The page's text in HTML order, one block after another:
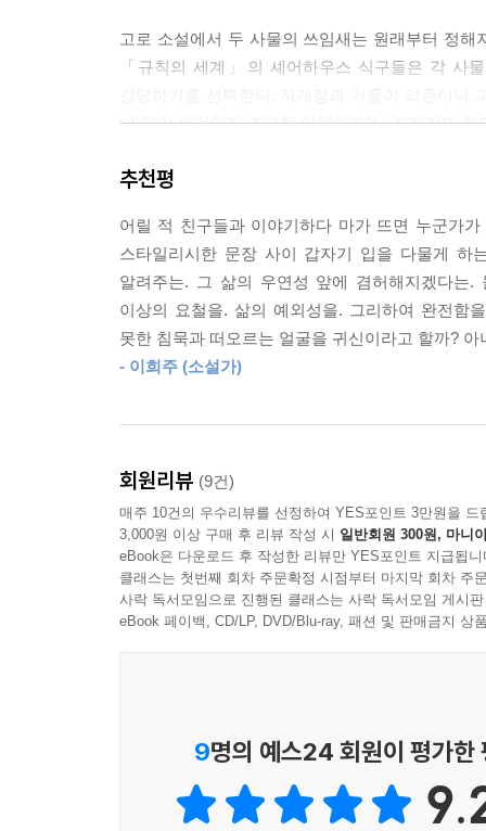
사의 태도에 잘 달라붙는다.
너흰 나아질 거야. 천사가 속삭인다. 같이 살 방
고로 소설에서 두 사물의 쓰임새는 원래부터 정
「규칙의 세계」의 셰어하우스 식구들은 각 사
“비밀이 무엇인지 조금쯤 이해하게”(「자개장의
신묘한 두 사물의 반사면을 경유하며 피어오른 용
감행하지만, 그들의 진정한 모험은 ‘갠지스강’과 ‘
기다린 죄책감”(p. 122)을 쏟아내게 되는 것은
적시고 난 뒤이고, 「나쁜 물」의 ‘나’는 “안에서
노래를 멈추지 않던 현관문 뒤의 존재들과 대화
부채감을 건져 올림으로써 그들은 비로소 물 밖으
한데 모여 살거나 한철을 같이 지낸 이들이 만남
마음을 통해 소중히 여겨야 마땅한 ‘나’를 발견
느낌을 “썩 나쁘지 않”(p. 127)다고, “이게 마지
것은 얼핏 자기 자신을 쉽게 방기하지 말아달라는
헤엄쳤고 물 밖으로 빠져나왔”다는 룸메이트들
그리고 우정을 통과하며 확인된 이 ‘살고자 하는’
우정을 따라 걷는 “오래된 친구의 길”(p. 49) 위
사라지지 않을 귀한 마음들을 되뇐다. ‘너’와 ‘
추천평
어릴 적 친구들과 이야기하다 마가 뜨면 누군가
스타일리시한 문장 사이 갑자기 입을 다물게 하
알려주는. 그 삶의 우연성 앞에 겸허해지겠다는
이상의 요철을. 삶의 예외성을. 그리하여 완전함
못한 침묵과 떠오르는 얼굴을 귀신이라고 할까? 아
- 이희주 (소설가)
회원리뷰 (9건)
매주 10건의 우수리뷰를 선정하여 YES포인트 3만원을 드
3,000원 이상 구매 후 리뷰 작성 시 일반회원 300원, 마니
eBook은 다운로드 후 작성한 리뷰만 YES포인트 지급됩니
클래스는 첫번째 회차 주문확정 시점부터 마지막 회차 주
사락 독서모임으로 진행된 클래스는 사락 독서모임 게시
eBook 페이백, CD/LP, DVD/Blu-ray, 패션 및 판매금지 상
9명의 예스24 회원이 평가한